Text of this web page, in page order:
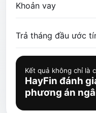
Khoản vay
Trả tháng đầu ước
Kết quả không chỉ là
HayFin đánh
phương án